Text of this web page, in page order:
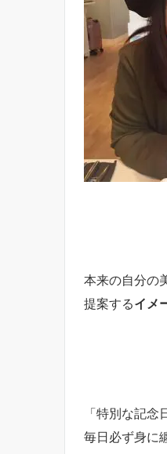
本来の自分の
提案するイメ
「特別な記
毎日必ず身に